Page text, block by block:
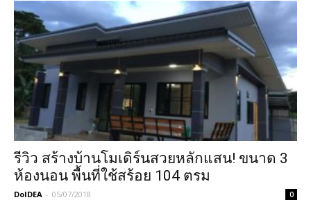
รีวิว สร้างบ้านโมเดิร์นสวยหลักแสน! ขนาด 3
ห้องนอน พื้นที่ใช้สร้อย 104 ตรม
DoIDEA - 05/07/2018 0